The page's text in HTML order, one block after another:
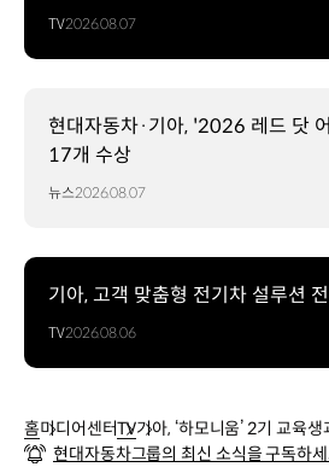
TV2026.08.07
현대자동차·기아, '2026 레드 닷
17개 수상
뉴스2026.08.07
기아, 고객 맞춤형 전기차 설루션
TV2026.08.06
홈미디어센터TV기아, ‘하모니움’ 2기 교육
ia Day’ 성료
현대자동차그룹의 최신 소식을 구독하